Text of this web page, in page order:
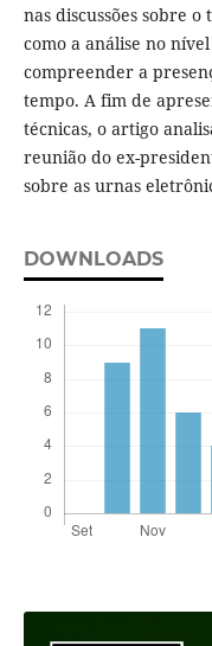
nas discussões sobre
como a análise no
compreender a
tempo. A fim de
técnicas, o artigo
reunião do ex-
sobre as urnas
DOWNLOADS